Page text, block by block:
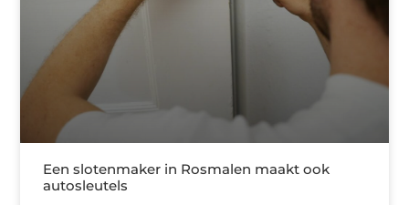
Een slotenmaker in Rosmalen maakt ook
autosleutels